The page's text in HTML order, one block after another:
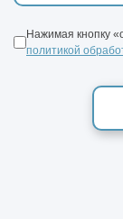
Нажимая кнопку
политикой